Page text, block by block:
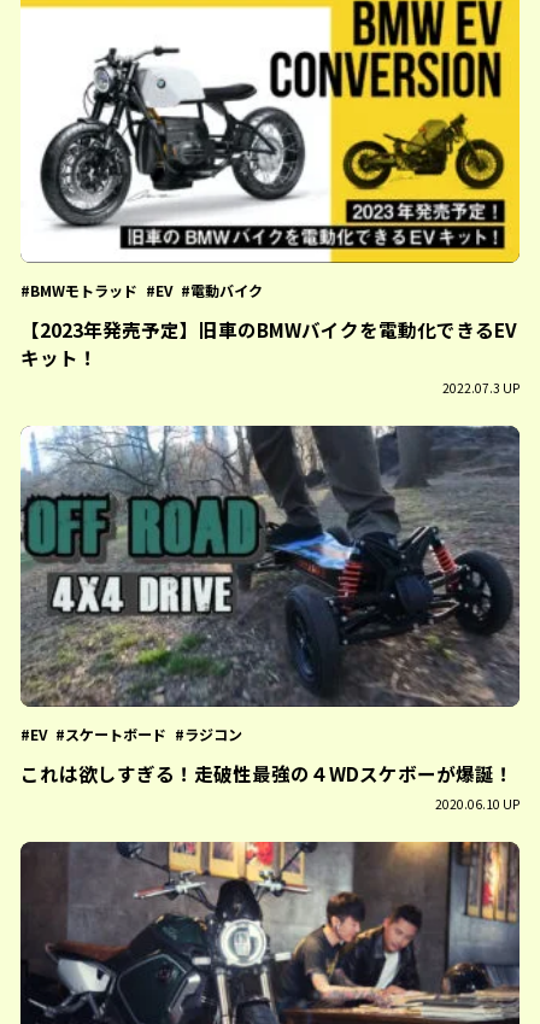
BMWモトラッド EV 電動バイク
【2023年発売予定】旧車のBMWバイクを電動化できるEV
キット！
2022.07.3 UP
EV スケートボード ラジコン
これは欲しすぎる！走破性最強の４WDスケボーが爆誕！
2020.06.10 UP